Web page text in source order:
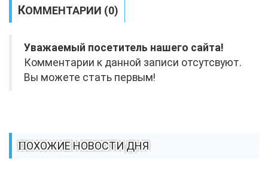
КОММЕНТАРИИ (0)
Уважаемый посетитель нашего сайта!
Комментарии к данной записи отсутсвуют.
Вы можете стать первым!
ПОХОЖИЕ НОВОСТИ ДНЯ